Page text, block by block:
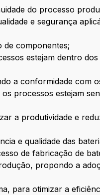
do processo
e segurança
de componentes;
estejam dentro
a conformidade com
processos estejam
a produtividade e
e qualidade das
de fabricação de
propondo a
para otimizar a